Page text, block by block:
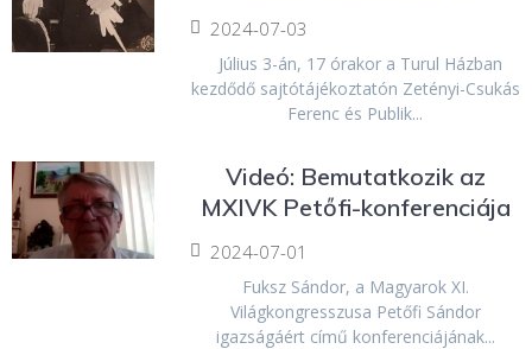
2024-07-03
Július 3-án, 17 órakor a Turul Házban
kezdődő sajtótájékoztatón Zetényi-Csukás
Ferenc és Publik...
Videó: Bemutatkozik az
MXIVK Petőfi-konferenciája
2024-07-01
Fuksz Sándor, a Magyarok XI.
Világkongresszusa Petőfi Sándor
igazságáért című konferenciájának...